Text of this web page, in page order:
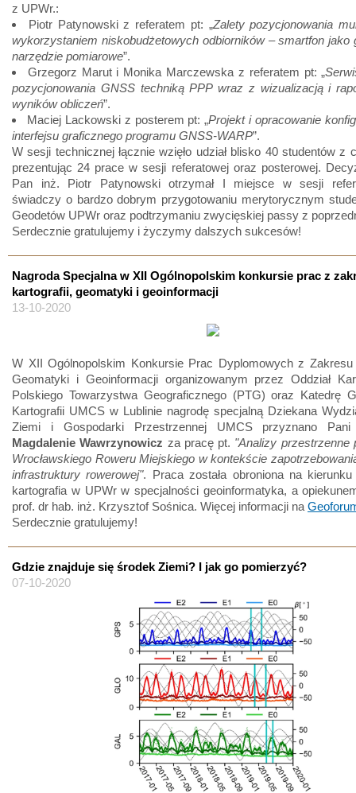
z UPWr.:
Piotr Patynowski z referatem pt: „Zalety pozycjonowania
wykorzystaniem niskobudżetowych odbiorników – smartfon jako
narzędzie pomiarowe”.
Grzegorz Marut i Monika Marczewska z referatem pt: „
pozycjonowania GNSS techniką PPP wraz z wizualizacją i
wyników obliczeń”.
Maciej Lackowski z posterem pt: „Projekt i opracowanie
interfejsu graficznego programu GNSS-WARP”.
W sesji technicznej łącznie wzięło udział blisko 40 studentów z
prezentując 24 prace w sesji referatowej oraz posterowej.
Pan inż. Piotr Patynowski otrzymał I miejsce w sesji
świadczy o bardzo dobrym przygotowaniu merytorycznym
Geodetów UPWr oraz podtrzymaniu zwycięskiej passy z
Serdecznie gratulujemy i życzymy dalszych sukcesów!
Nagroda Specjalna w XII Ogólnopolskim konkursie prac z
kartografii, geomatyki i geoinformacji
13-10-2020
W XII Ogólnopolskim Konkursie Prac Dyplomowych z Zakresu
Geomatyki i Geoinformacji organizowanym przez Oddział
Polskiego Towarzystwa Geograficznego (PTG) oraz Katedrę
Kartografii UMCS w Lublinie nagrodę specjalną Dziekana
Ziemi i Gospodarki Przestrzennej UMCS przyznano
Magdalenie Wawrzynowicz za pracę pt. "Analizy przestrzenne
Wrocławskiego Roweru Miejskiego w kontekście
infrastruktury rowerowej". Praca została obroniona na
kartografia w UPWr w specjalności geoinformatyka, a
prof. dr hab. inż. Krzysztof Sośnica. Więcej informacji na
Serdecznie gratulujemy!
Gdzie znajduje się środek Ziemi? I jak go pomierzyć?
07-10-2020